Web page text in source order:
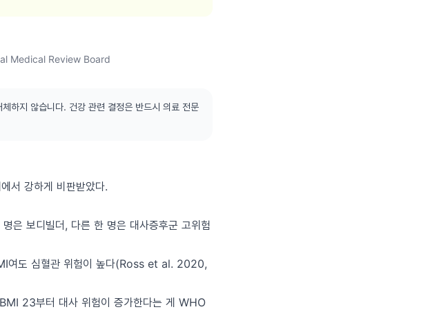
Medical Review Board
하지 않습니다. 건강 관련 결정은 반드시 의료 전문
서 강하게 비판받았다.
은 보디빌더, 다른 한 명은 대사증후군 고위험
여도 심혈관 위험이 높다(Ross et al. 2020,
23부터 대사 위험이 증가한다는 게 WHO